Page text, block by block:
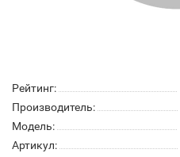
Рейтинг:
Производитель:
Модель:
Артикул: